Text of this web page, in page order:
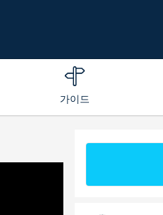
가이드